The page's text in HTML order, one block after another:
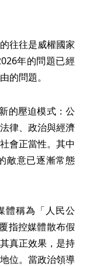
往往是威權國家
年的問題已經
的問題。
的壓迫模式：公
律、政治與經濟
會正當性。其中
敵意已逐漸常態
體稱為「人民公
指控媒體散布假
真正效果，是持
位。當政治領導